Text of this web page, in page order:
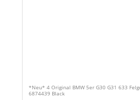
*Neu* 4 Original BMW 5er G30 G31 633
6874439 Black